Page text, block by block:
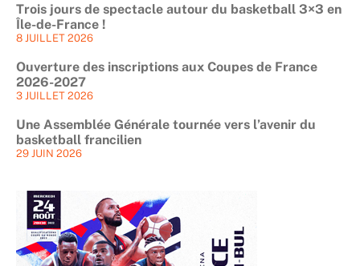
Trois jours de spectacle autour du basketball 3×3 en
Île-de-France !
8 JUILLET 2026
Ouverture des inscriptions aux Coupes de France
2026-2027
3 JUILLET 2026
Une Assemblée Générale tournée vers l’avenir du
basketball francilien
29 JUIN 2026